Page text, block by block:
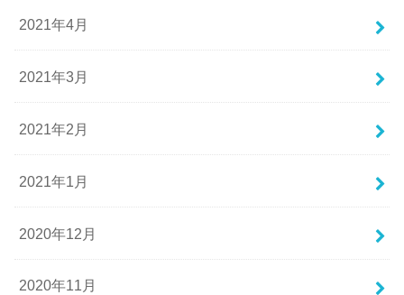
2021年4月
2021年3月
2021年2月
2021年1月
2020年12月
2020年11月